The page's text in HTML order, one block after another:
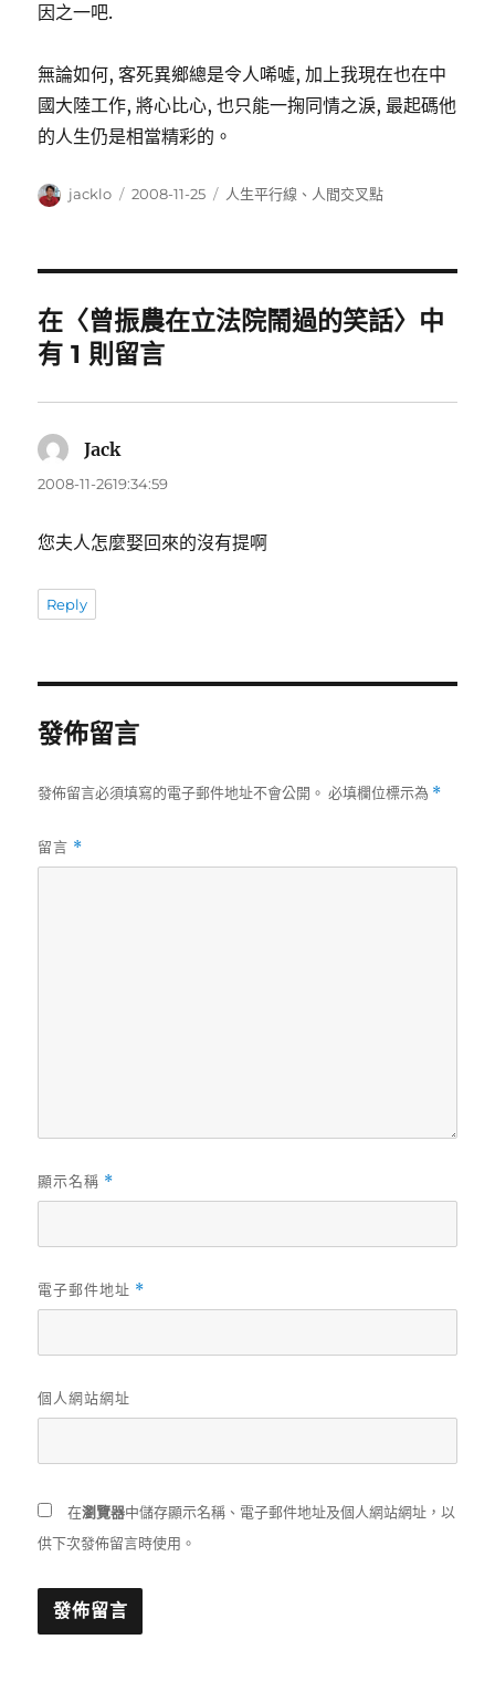
因之一吧.
無論如何, 客死異鄉總是令人唏噓, 加上我現在也在中
國大陸工作, 將心比心, 也只能一掬同情之淚, 最起碼他
的人生仍是相當精彩的。
作
jacklo
發
2008-11-25
分
人生平行線 、 人間交叉點
在〈曾振農在立法院鬧過的笑話〉中
有 1 則留言
Jack
示:
2008-11-2619:34:59
您夫人怎麼娶回來的沒有提啊
Reply
發佈留言
發佈留言必須填寫的電子郵件地址不會公開。 必填欄位標示為 *
留言 *
顯示名稱 *
電子郵件地址 *
個人網站網址
在瀏覽器中儲存顯示名稱、電子郵件地址及個人網站網址，以
供下次發佈留言時使用。